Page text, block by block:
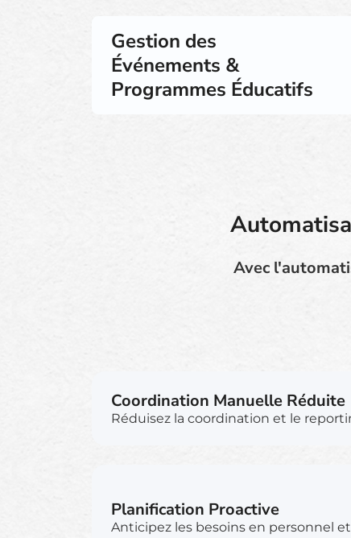
Gestion des
Événements &
Programmes Éducatifs
Avec
Coordination Manuelle Réduite
Réduisez la coordination et le
Planification Proactive
Anticipez les besoins en personnel